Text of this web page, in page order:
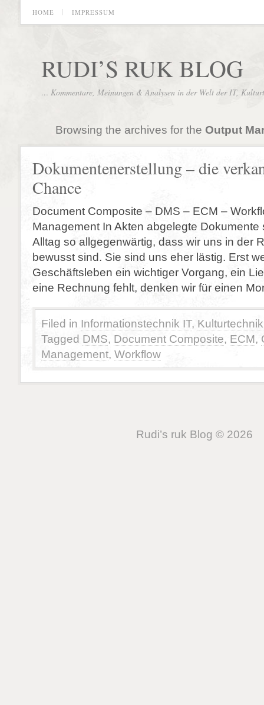
HOME IMPRESSUM
RUDI’S RUK BLOG
… Kommentare, Meinungen & Analysen in der Welt der IT,
Browsing the archives for the Output
Dokumentenerstellung – die
Chance
Document Composite – DMS – ECM –
Management In Akten abgelegte Dokumente
Alltag so allgegenwärtig, dass wir uns in der
bewusst sind. Sie sind uns eher lästig. Erst
Geschäftsleben ein wichtiger Vorgang, ein
eine Rechnung fehlt, denken wir für einen
Filed in Informationstechnik IT, Kulturtechnik
Tagged DMS, Document Composite, ECM,
Management, Workflow
Rudi’s ruk Blog © 2026